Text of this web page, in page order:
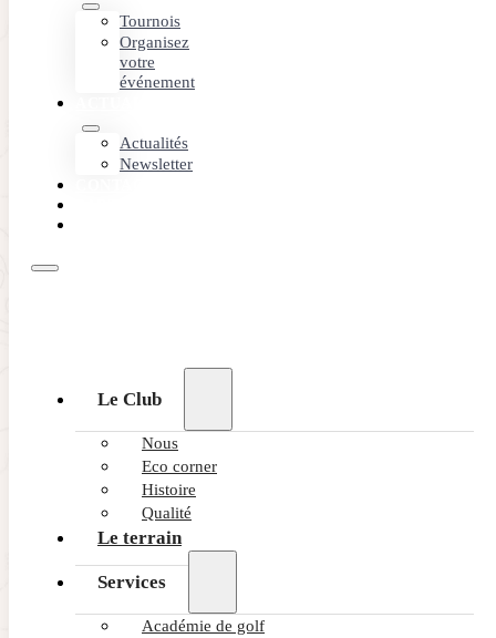
Tournois
Organisez
votre
événement
Actualités
Newsletter
Le Club
Nous
Eco corner
Histoire
Qualité
Le terrain
Services
Académie de golf